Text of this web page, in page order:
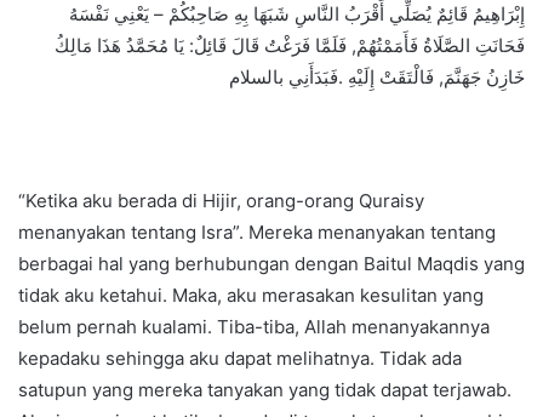
إِبْرَاهِيمُ قَائِمٌ يُصَلِّي أَقْرَبُ النَّاسِ شَبَهَا بِهِ صَاحِبُكُمْ – يَعْنِي نَفْسَهُ
فَحَانَتِ الصَّلَاةُ فَأَمَمْتُهُمْ, فَلَمَّا فَرَغْتُ قَالَ قَائِلٌ: يَا مُحَمَّدُ هَذَا مَالِكُ
خَازِنُ جَهَنَّمَ, فَالْتَقَتْ إِلَيْهِ .فَبَدَأَنِي بالسلام
“Ketika aku berada di Hijir, orang-orang Quraisy
menanyakan tentang Isra”. Mereka menanyakan tentang
berbagai hal yang berhubungan dengan Baitul Maqdis yang
tidak aku ketahui. Maka, aku merasakan kesulitan yang
belum pernah kualami. Tiba-tiba, Allah menanyakannya
kepadaku sehingga aku dapat melihatnya. Tidak ada
satupun yang mereka tanyakan yang tidak dapat terjawab.